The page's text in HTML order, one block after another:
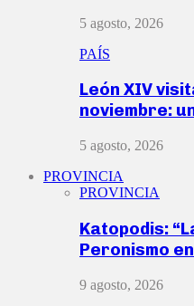
5 agosto, 2026
PAÍS
León XIV
noviembre:
5 agosto, 2026
PROVINCIA
PROVINCIA
Katopodis:
Peronismo
9 agosto, 2026